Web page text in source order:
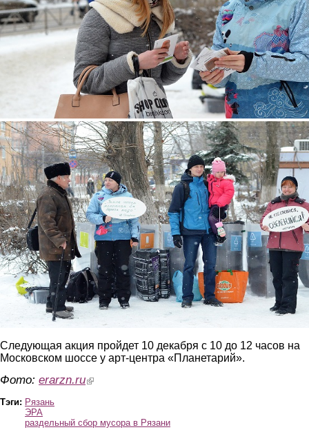
2.jpg
Следующая акция пройдет 10 декабря с 10 до 12 часов на
Московском шоссе у арт-центра «Планетарий».
Фото: erarzn.ru(link is external)
Тэги: Рязань
ЭРА
раздельный сбор мусора в Рязани